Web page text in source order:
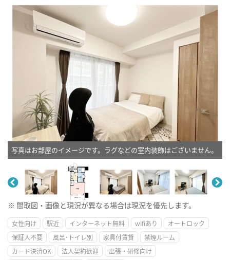
写真はお部屋のイメージです。ラグなどの室内装飾はございません。
※ 間取図・画像と現況が異なる場合は現況を優先します。
女性向け 駅近 インターネット無料 wifiあり
オートロック
保証人不要
風呂･トイレ別 家具付賃貸
禁煙ルーム
カード決済OK
法人契約歓迎
出張・研修向け